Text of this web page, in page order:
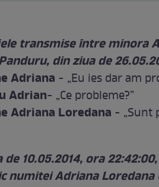
transmise între minora
din ziua de
Adriana - „Eu ies dar am
Adrian- „Ce probleme?”
Adriana Loredana - „Sunt
de 10.05.2014, ora
numitei Adriana Loredana